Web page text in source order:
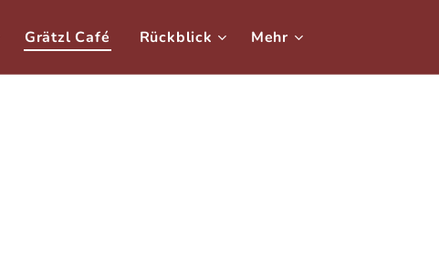
Grätzl Café Rückblick Mehr